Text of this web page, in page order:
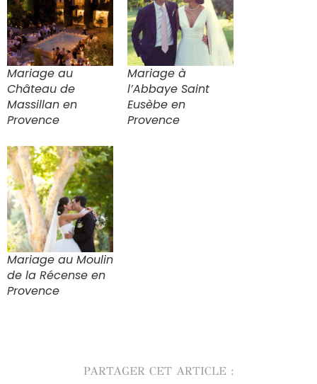
Mariage au
Château de
Massillan en
Provence
Mariage à
l’Abbaye Saint
Eusèbe en
Provence
Mariage au Moulin
de la Récense en
Provence
PARTAGER CET ARTICLE :